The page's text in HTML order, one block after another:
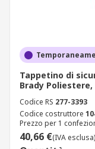
Tappetino di
Brady
Codice RS 277-3393
Codice costruttore
Prezzo per 1
40,66 €(IVA esclusa)